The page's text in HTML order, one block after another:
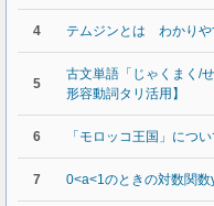
4 テムジンとは わかりや
5
古文単語「じゃくまく/
形容動詞タリ活用】
6 「モロッコ王国」につ
7 0<a<1のときの対数関数